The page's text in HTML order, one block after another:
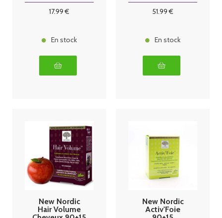
17.99 €
En stock
51.99 €
En stock
New Nordic
Hair Volume
New Nordic
Activ'Foie